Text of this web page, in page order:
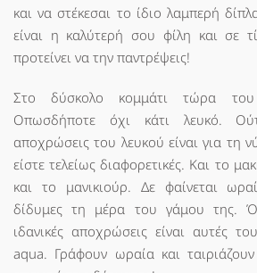
και να στέκεσαι το ίδιο λαμπερή
είναι η καλύτερή σου φίλη και σε
προτείνει να την παντρέψεις!
Στο δύσκολο κομμάτι τώρα
Οπωσδήποτε όχι κάτι λευκό.
αποχρώσεις του λευκού είναι για τη
είστε τελείως διαφορετικές. Και το
και το μανικιούρ. Δε φαίνεται
δίδυμες τη μέρα του γάμου της.
ιδανικές αποχρώσεις είναι αυτές
aqua. Γράφουν ωραία και